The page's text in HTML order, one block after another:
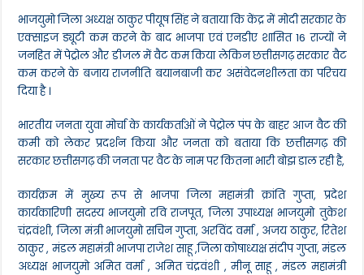
भाजयुमो जिला अध्यक्ष ठाकुर पीयूष सिंह ने बताया कि केंद्र में मोदी सरकार के
एक्साइज ड्यूटी कम करने के बाद भाजपा एवं एनडीए शासित 16 राज्यों ने
जनहित में पेट्रोल और डीजल में वैट कम किया लेकिन छत्तीसगढ़ सरकार वैट
कम करने के बजाय राजनीति बयानबाजी कर असंवेदनशीलता का परिचय
दिया है ।
भारतीय जनता युवा मोर्चा के कार्यकर्ताओं ने पेट्रोल पंप के बाहर आज वैट की
कमी को लेकर प्रदर्शन किया और जनता को बताया कि छत्तीसगढ़ की
सरकार छत्तीसगढ़ की जनता पर वैट के नाम पर कितना भारी बोझ डाल रही है,
कार्यक्रम में मुख्य रूप से भाजपा जिला महामंत्री क्रांति गुप्ता, प्रदेश
कार्यकारिणी सदस्य भाजयुमो रवि राजपूत, जिला उपाध्यक्ष भाजयुमो तुकेश
चंद्रवंशी, जिला मंत्री भाजयुमो सचिन गुप्ता, अरविंद वर्मा , अजय ठाकुर, रितेश
ठाकुर , मंडल महामंत्री भाजपा राजेश साहू ,जिला कोषाध्यक्ष संदीप गुप्ता, मंडल
अध्यक्ष भाजयुमो अमित वर्मा , अमित चंद्रवंशी , मीनू साहू , मंडल महामंत्री